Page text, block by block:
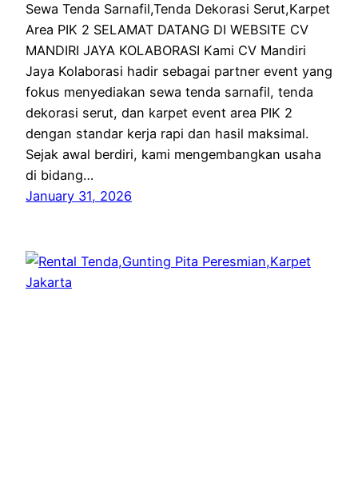
Sewa Tenda Sarnafil,Tenda Dekorasi Serut,Karpet
Area PIK 2 SELAMAT DATANG DI WEBSITE CV
MANDIRI JAYA KOLABORASI Kami CV Mandiri
Jaya Kolaborasi hadir sebagai partner event yang
fokus menyediakan sewa tenda sarnafil, tenda
dekorasi serut, dan karpet event area PIK 2
dengan standar kerja rapi dan hasil maksimal.
Sejak awal berdiri, kami mengembangkan usaha
di bidang…
January 31, 2026